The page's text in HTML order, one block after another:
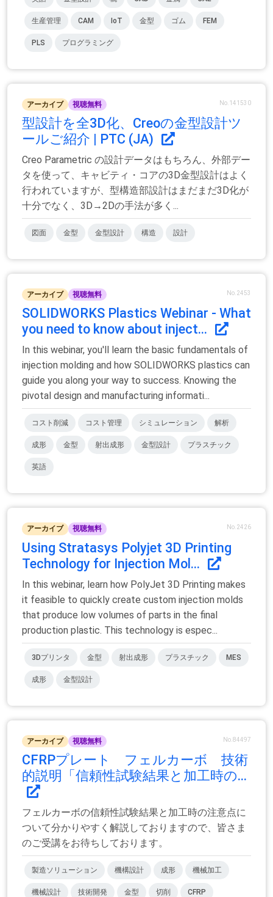
生産管理 CAM IoT 金型 ゴム FEM
PLS プログラミング
アーカイブ 視聴無料 No.141530
型設計を全3D化、Creoの金型設計ツ
ールご紹介 | PTC (JA)
Creo Parametric の設計データはもちろん、外部デー
タを使って、キャビティ・コアの3D金型設計はよく
行われていますが、型構造部設計はまだまだ3D化が
十分でなく、3D→2Dの手法が多く...
図面 金型 金型設計 構造 設計
アーカイブ 視聴無料 No.2453
SOLIDWORKS Plastics Webinar - What
you need to know about inject...
In this webinar, you'll learn the basic fundamentals of
injection molding and how SOLIDWORKS plastics can
guide you along your way to success. Knowing the
pivotal design and manufacturing informati...
コスト削減 コスト管理 シミュレーション 解析
成形 金型 射出成形 金型設計 プラスチック
英語
アーカイブ 視聴無料 No.2426
Using Stratasys Polyjet 3D Printing
Technology for Injection Mol...
In this webinar, learn how PolyJet 3D Printing makes
it feasible to quickly create custom injection molds
that produce low volumes of parts in the final
production plastic. This technology is espec...
3Dプリンタ 金型 射出成形 プラスチック MES
成形 金型設計
アーカイブ 視聴無料 No.84497
CFRPプレート フェルカーボ 技術
的説明「信頼性試験結果と加工時の...
フェルカーボの信頼性試験結果と加工時の注意点に
ついて分かりやすく解説しておりますので、皆さま
のご受講をお待ちしております。
製造ソリューション 機構設計 成形 機械加工
機械設計 技術開発 金型 切削 CFRP